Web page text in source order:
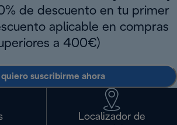
de descuento en tu primer
aplicable en compras
a 400€)
suscribirme ahora
Localizador de